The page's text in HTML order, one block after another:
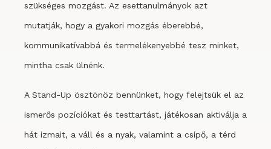
szükséges mozgást. Az esettanulmányok azt
mutatják, hogy a gyakori mozgás éberebbé,
kommunikatívabbá és termelékenyebbé tesz minket,
mintha csak ülnénk.
A Stand-Up ösztönöz bennünket, hogy felejtsük el az
ismerős pozíciókat és testtartást, játékosan aktiválja a
hát izmait, a váll és a nyak, valamint a csípő, a térd